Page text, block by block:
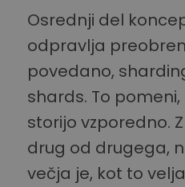
Osrednji del
odpravlja
povedano,
shards. To
storijo vzporedno.
drug od drugega,
večja je, kot to